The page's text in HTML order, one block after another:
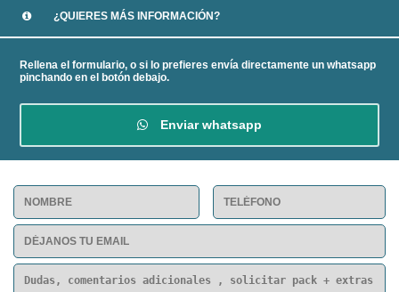
¿QUIERES MÁS INFORMACIÓN?
Rellena el formulario, o si lo prefieres envía directamente un whatsapp
pinchando en el botón debajo.
Enviar whatsapp